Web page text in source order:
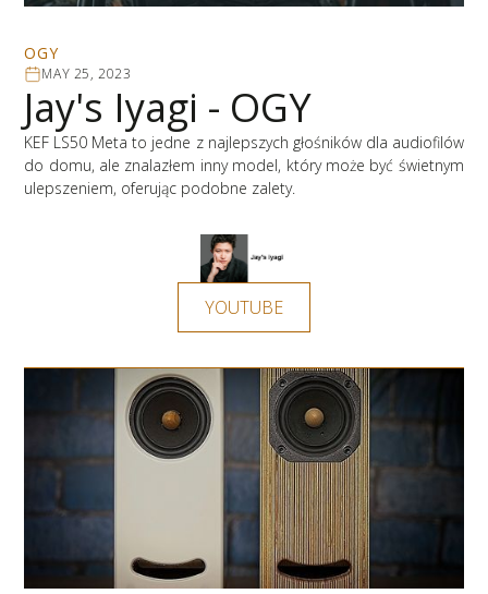
OGY
MAY 25, 2023
Jay's Iyagi - OGY
KEF LS50 Meta to jedne z najlepszych głośników dla audiofilów
do domu, ale znalazłem inny model, który może być świetnym
ulepszeniem, oferując podobne zalety.
YOUTUBE